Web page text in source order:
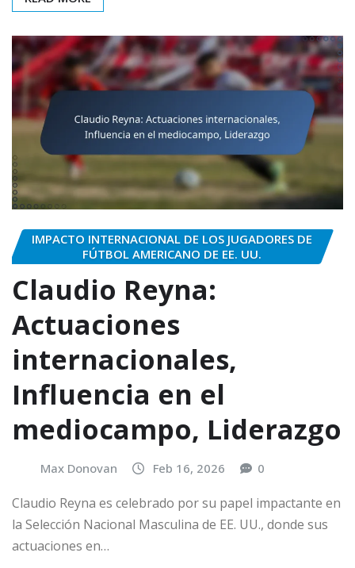
IMPACTO INTERNACIONAL DE LOS JUGADORES DE
FÚTBOL AMERICANO DE EE. UU.
Claudio Reyna:
Actuaciones
internacionales,
Influencia en el
mediocampo, Liderazgo
Max Donovan Feb 16, 2026 0
Claudio Reyna es celebrado por su papel impactante en
la Selección Nacional Masculina de EE. UU., donde sus
actuaciones en…